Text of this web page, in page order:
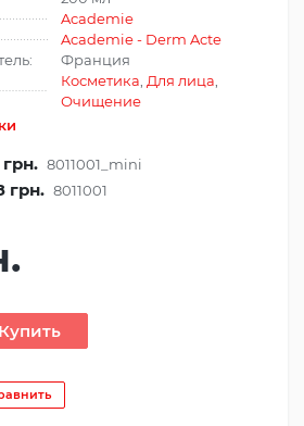
Academie
Academie - Derm Acte
Франция
Косметика Для лица
Очищение
грн. 8011001_mini
грн. 8011001